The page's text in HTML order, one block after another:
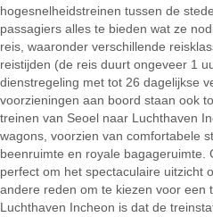
hogesnelheidstreinen tussen de
passagiers alles te bieden wat ze
reis, waaronder verschillende
reistijden (de reis duurt ongeveer 1
dienstregeling met tot 26 dagelijkse
voorzieningen aan boord staan ook
treinen van Seoel naar Luchthaven
wagons, voorzien van comfortabele
beenruimte en royale bagageruimte.
perfect om het spectaculaire uitzicht
andere reden om te kiezen voor een
Luchthaven Incheon is dat de